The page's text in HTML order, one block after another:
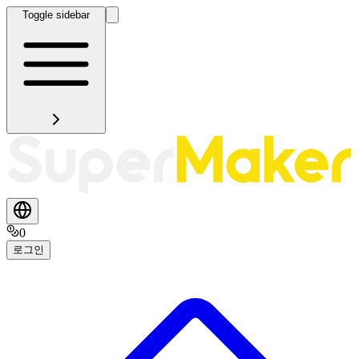
Toggle sidebar
0
로그인